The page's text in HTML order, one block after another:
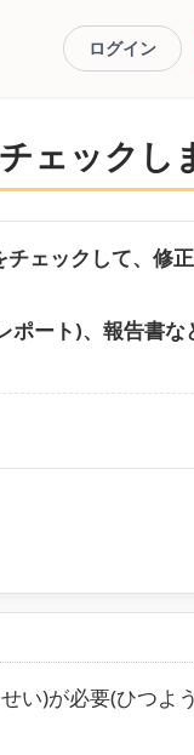
ログイン
ェックし
ェックして、修
ポート)、報告書
い)が必要(ひつよ